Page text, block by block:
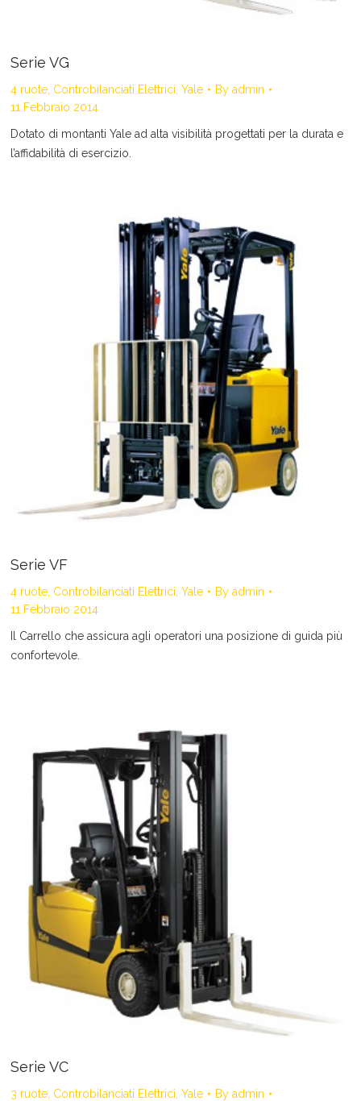
Serie VG
4 ruote, Controbilanciati Elettrici Yale By admin
11 Febbraio 2014
Dotato di montanti Yale ad alta visibilità progettati per la durata e
l’affidabilità di esercizio.
Serie VF
4 ruote, Controbilanciati Elettrici Yale By admin
11 Febbraio 2014
Il Carrello che assicura agli operatori una posizione di guida più
confortevole.
Serie VC
3 ruote, Controbilanciati Elettrici Yale By admin